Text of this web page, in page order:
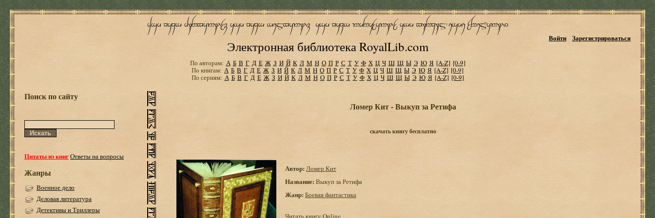
Электронная библиотека RoyalLib.com
Войти Зарегистрироваться
По авторам: А Б В Г Д Е Ж З И Й К Л М Н О П Р С Т У Ф Х Ц Ч Ш Щ Ы Э Ю Я [A-Z] [0-9]
По книгам: А Б В Г Д Е Ж З И Й К Л М Н О П Р С Т У Ф Х Ц Ч Ш Щ Ы Э Ю Я [A-Z] [0-9]
По сериям: А Б В Г Д Е Ж З И Й К Л М Н О П Р С Т У Ф Х Ц Ч Ш Щ Ы Э Ю Я [A-Z] [0-9]
Поиск по сайту
Цитаты из книгОтветы на вопросы
Жанры
Военное дело
Деловая литература
Детективы и Триллеры
Ломер Кит - Выкуп за Ретифа
скачать книгу бесплатно
Автор: Ломер Кит
Название: Выкуп за Ретифа
Жанр: Боевая фантастика
Читать книгу Online